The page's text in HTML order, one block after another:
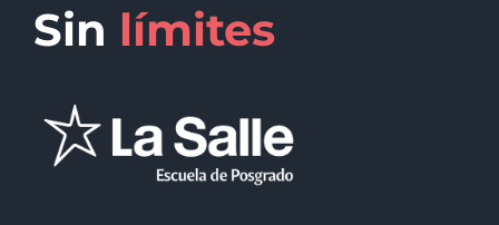
Sin límites